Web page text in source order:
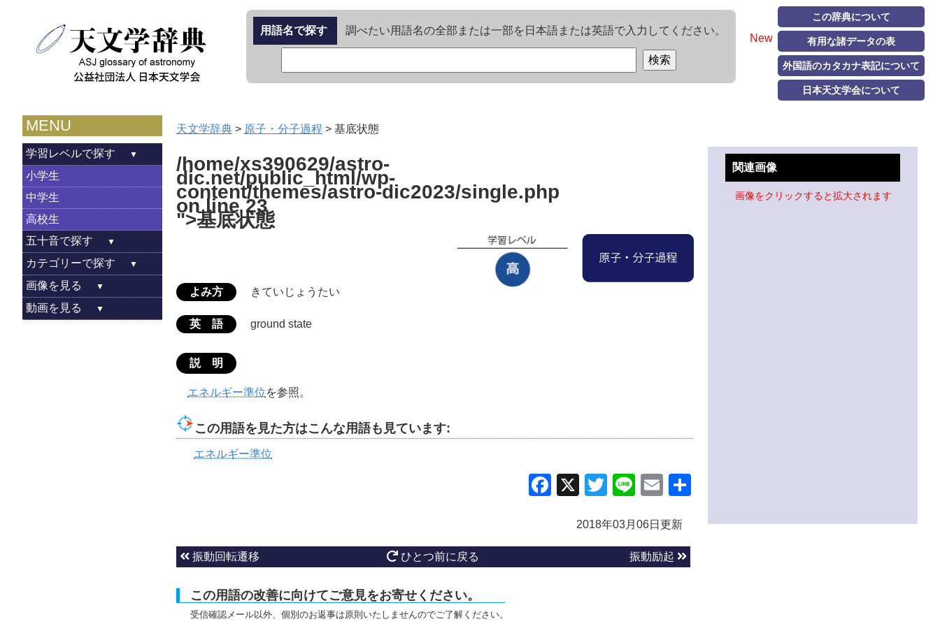
New
この辞典について
有用な諸データの表
外国語のカタカナ表記について
日本天文学会について
用語名で探す 調べたい用語名の全部または一部を日本語または英語で入力してください。
MENU
学習レベルで探す
小学生
中学生
高校生
五十音で探す
カテゴリーで探す
画像を見る
動画を見る
天文学辞典 > 原子・分子過程 > 基底状態
/home/xs390629/astro-
dic.net/public_html/wp-
content/themes/astro-dic2023/single.php
on line23
">基底状態
よみ方 きていじょうたい
英 語 ground state
説 明
エネルギー準位を参照。
この用語を見た方はこんな用語も見ています:
エネルギー準位
Facebook
X TwitterLineEmail
2018年03月06日更新
振動回転遷移 ひとつ前に戻る 振動励起
この用語の改善に向けてご意見をお寄せください。
受信確認メール以外、個別のお返事は原則いたしませんのでご了解ください。
関連画像
画像をクリックすると拡大されます